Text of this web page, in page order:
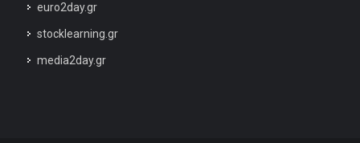
euro2day.gr
stocklearning.gr
media2day.gr